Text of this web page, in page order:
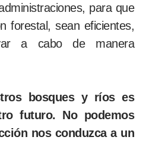
para que
forestal, sean eficientes,
a cabo de manera
bosques y ríos es
futuro. No podemos
nos conduzca a un